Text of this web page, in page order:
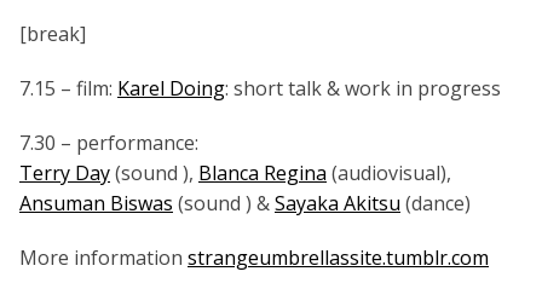
[break]
7.15 – film: Karel Doing: short talk & work in progress
7.30 – performance:
Terry Day(sound ), Blanca Regina (audiovisual),
Ansuman Biswas (sound ) &Sayaka Akitsu (dance)
More information strangeumbrellassite.tumblr.com